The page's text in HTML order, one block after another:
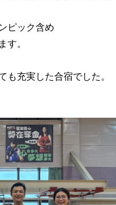
ピック含め
す。
も充実した合宿でした。